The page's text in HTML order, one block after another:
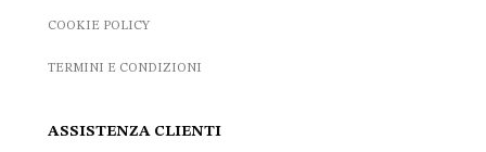
COOKIE POLICY
TERMINI E CONDIZIONI
ASSISTENZA CLIENTI